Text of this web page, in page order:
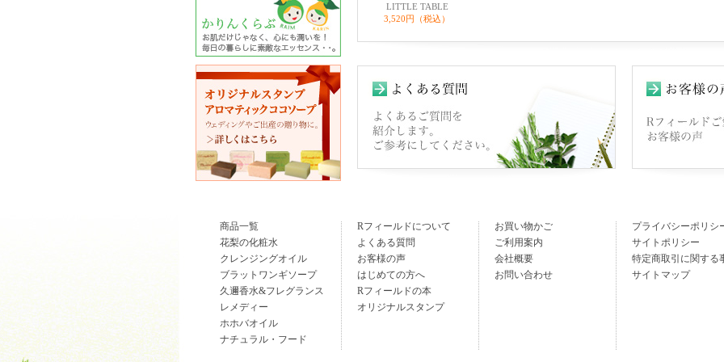
LITTLE TABLE
3,520円（税込）
商品一覧
花梨の化粧水
クレンジングオイル
ブラットワンギソープ
久邇香水&フレグランス
レメディー
ホホバオイル
ナチュラル・フード
Rフィールドについて
よくある質問
お客様の声
はじめての方へ
Rフィールドの本
オリジナルスタンプ
お買い物かご
ご利用案内
会社概要
お問い合わせ
プライバシーポリシ
サイトポリシー
特定商取引に関する
サイトマップ